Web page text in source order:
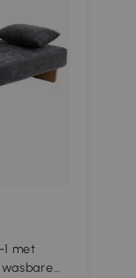
met